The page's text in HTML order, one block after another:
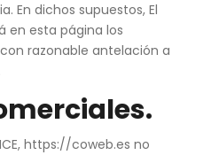
En dichos supuestos, El
en esta página los
razonable antelación a
https://coweb.es no